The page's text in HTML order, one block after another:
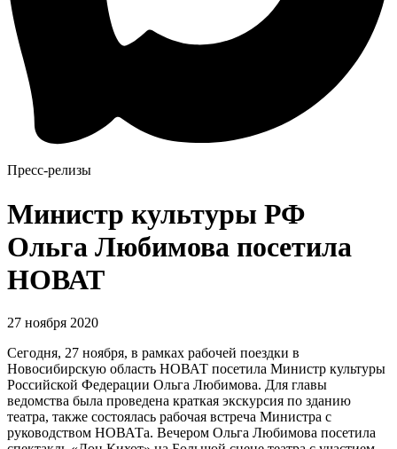
Пресс-релизы
Министр культуры РФ
Ольга Любимова посетила
НОВАТ
27 ноября 2020
Сегодня, 27 ноября, в рамках рабочей поездки в
Новосибирскую область НОВАТ посетила Министр культуры
Российской Федерации Ольга Любимова. Для главы
ведомства была проведена краткая экскурсия по зданию
театра, также состоялась рабочая встреча Министра с
руководством НОВАТа. Вечером Ольга Любимова посетила